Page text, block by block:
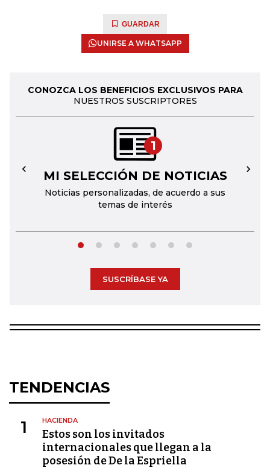
GUARDAR
UNIRSE A WHATSAPP
CONOZCA LOS BENEFICIOS EXCLUSIVOS PARA
NUESTROS SUSCRIPTORES
1
MI SELECCIÓN DE NOTICIAS
Noticias personalizadas, de acuerdo a sus
temas de interés
← →
SUSCRÍBASE YA
TENDENCIAS
1 HACIENDA
Estos son los invitados
internacionales que llegan a la
posesión de De la Espriella